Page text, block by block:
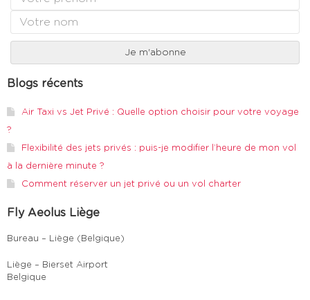
Blogs récents
Air Taxi vs Jet Privé : Quelle option choisir pour votre voyage
?
Flexibilité des jets privés : puis-je modifier l’heure de mon vol
à la dernière minute ?
Comment réserver un jet privé ou un vol charter
Fly Aeolus Liège
Bureau – Liège (Belgique)
Liège – Bierset Airport
Belgique